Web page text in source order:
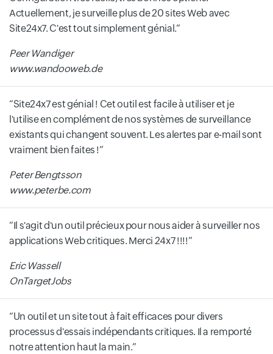
Actuellement, je surveille plus de 20 sites Web avec
Site24x7. C'est tout simplement génial.
Peer Wandiger
www.wandooweb.de
Site24x7 est génial ! Cet outil est facile à utiliser et je
l'utilise en complément de nos systèmes de surveillance
existants qui changent souvent. Les alertes par e-mail sont
vraiment bien faites !
Peter Bengtsson
www.peterbe.com
Il s'agit d'un outil précieux pour nous aider à surveiller nos
applications Web critiques. Merci 24x7 !!!!
Eric Wassell
OnTargetJobs
Un outil et un site tout à fait efficaces pour divers
processus d'essais indépendants critiques. Il a remporté
notre attention haut la main.